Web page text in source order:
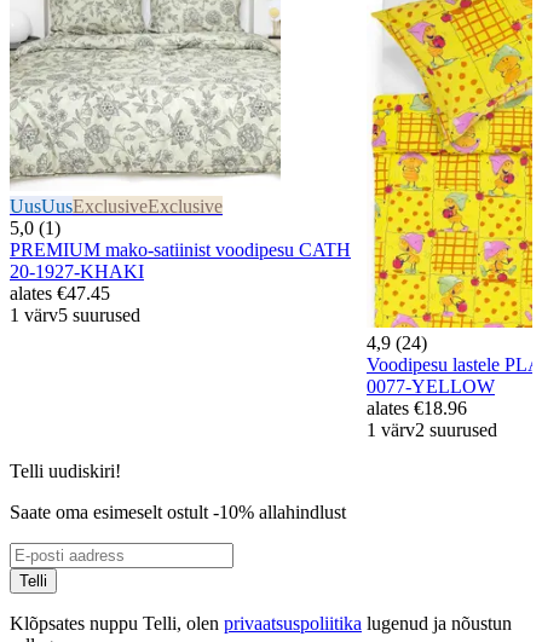
UusUusExclusiveExclusive
5,0 (1)
PREMIUM mako-satiinist voodipesu CATH
20-1927-KHAKI
alates €47.45
1 värv5 suurused
4,9 (24)
Voodipesu lastele
0077-YELLOW
alates €18.96
1 värv2 suurused
Telli uudiskiri!
Saate oma esimeselt ostult -10% allahindlust
Telli
Klõpsates nuppu Telli, olen privaatsuspoliitika lugenud ja nõustun